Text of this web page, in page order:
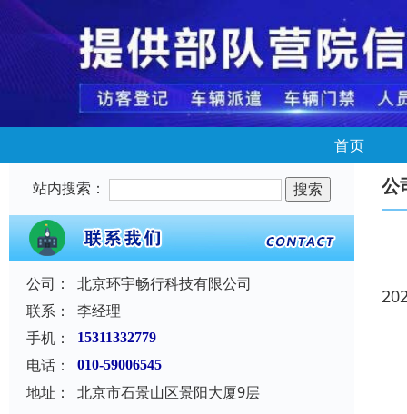
首页
站内搜索：
公司：
北京环宇畅行科技有限公司
联系：
李经理
手机：
15311332779
电话： 010-59006545
地址：
北京市石景山区景阳大厦9层
公